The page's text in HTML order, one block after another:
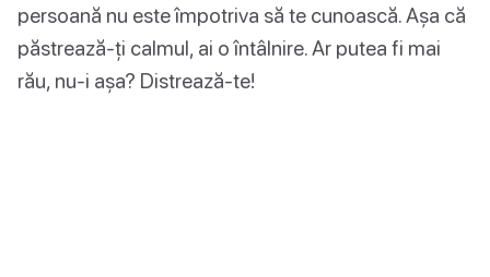
persoană nu este împotriva să te cunoască. Așa că
păstrează-ți calmul, ai o întâlnire. Ar putea fi mai
rău, nu-i așa? Distrează-te!